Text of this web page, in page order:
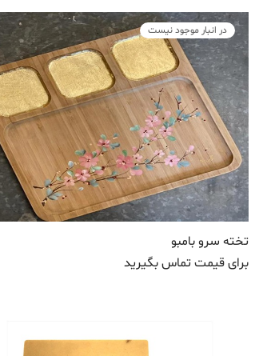
در انبار موجود نیست
تخته سرو بامبو
برای قیمت تماس بگیرید